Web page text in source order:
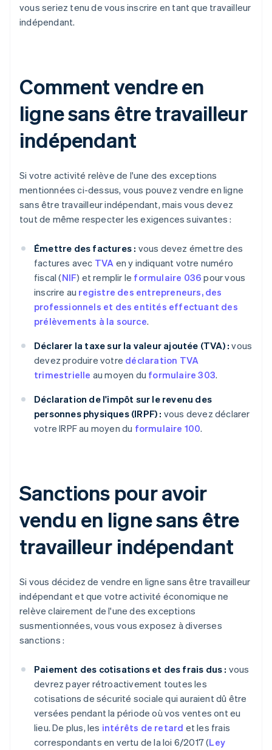
vous seriez tenu de vous inscrire en tant que travailleur
indépendant.
Comment vendre en
ligne sans être travailleur
indépendant
Si votre activité relève de l'une des exceptions
mentionnées ci-dessus, vous pouvez vendre en ligne
sans être travailleur indépendant, mais vous devez
tout de même respecter les exigences suivantes :
Émettre des factures : vous devez émettre des
factures avec TVA en y indiquant votre numéro
fiscal (NIF) et remplir le formulaire 036 pour vous
inscrire au registre des entrepreneurs, des
professionnels et des entités effectuant des
prélèvements à la source.
Déclarer la taxe sur la valeur ajoutée (TVA) : vous
devez produire votre déclaration TVA
trimestrielle au moyen du formulaire 303.
Déclaration de l'impôt sur le revenu des
personnes physiques (IRPF) : vous devez déclarer
votre IRPF au moyen du formulaire 100.
Sanctions pour avoir
vendu en ligne sans être
travailleur indépendant
Si vous décidez de vendre en ligne sans être travailleur
indépendant et que votre activité économique ne
relève clairement de l'une des exceptions
susmentionnées, vous vous exposez à diverses
sanctions :
Paiement des cotisations et des frais dus : vous
devrez payer rétroactivement toutes les
cotisations de sécurité sociale qui auraient dû être
versées pendant la période où vos ventes ont eu
lieu. De plus, les intérêts de retard et les frais
correspondants en vertu de la loi 6/2017 (Ley